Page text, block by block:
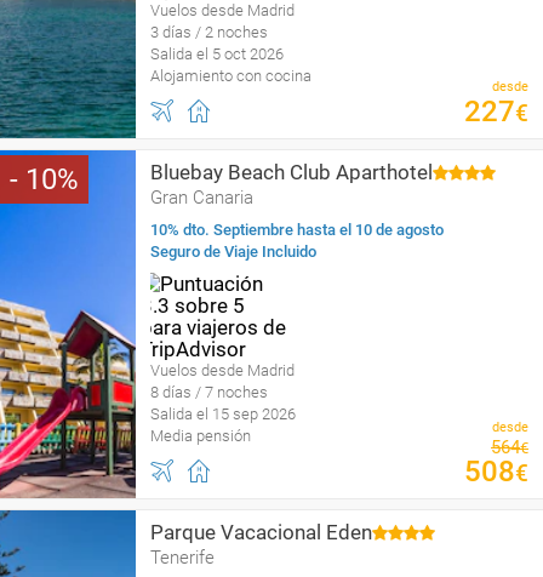
Vuelos desde Madrid
3 días / 2 noches
Salida el 5 oct 2026
Alojamiento con cocina
desde
227€
10 Bluebay Beach Club Aparthotel
Gran Canaria
10% dto. Septiembre hasta el 10 de agosto
Seguro de Viaje Incluido
Vuelos desde Madrid
8 días / 7 noches
Salida el 15 sep 2026
Media pensión
desde
564€
508€
Parque Vacacional Eden
Tenerife